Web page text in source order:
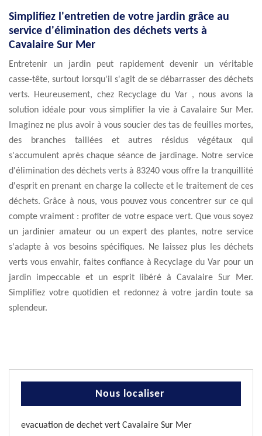
Simplifiez l'entretien de votre jardin grâce au
service d'élimination des déchets verts à
Cavalaire Sur Mer
Entretenir un jardin peut rapidement devenir un véritable
casse-tête, surtout lorsqu'il s'agit de se débarrasser des déchets
verts. Heureusement, chez Recyclage du Var , nous avons la
solution idéale pour vous simplifier la vie à Cavalaire Sur Mer.
Imaginez ne plus avoir à vous soucier des tas de feuilles mortes,
des branches taillées et autres résidus végétaux qui
s'accumulent après chaque séance de jardinage. Notre service
d'élimination des déchets verts à 83240 vous offre la tranquillité
d'esprit en prenant en charge la collecte et le traitement de ces
déchets. Grâce à nous, vous pouvez vous concentrer sur ce qui
compte vraiment : profiter de votre espace vert. Que vous soyez
un jardinier amateur ou un expert des plantes, notre service
s'adapte à vos besoins spécifiques. Ne laissez plus les déchets
verts vous envahir, faites confiance à Recyclage du Var pour un
jardin impeccable et un esprit libéré à Cavalaire Sur Mer.
Simplifiez votre quotidien et redonnez à votre jardin toute sa
splendeur.
Nous localiser
evacuation de dechet vert Cavalaire Sur Mer